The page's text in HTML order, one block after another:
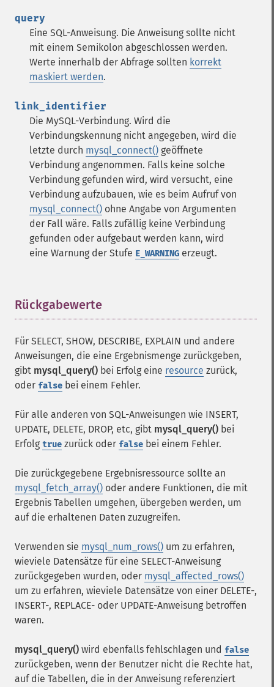
query
Eine SQL-Anweisung. Die Anweisung sollte nicht
mit einem Semikolon abgeschlossen werden.
Werte innerhalb der Abfrage sollten korrekt
maskiert werden.
link_identifier
Die MySQL-Verbindung. Wird die
Verbindungskennung nicht angegeben, wird die
letzte durch mysql_connect() geöffnete
Verbindung angenommen. Falls keine solche
Verbindung gefunden wird, wird versucht, eine
Verbindung aufzubauen, wie es beim Aufruf von
mysql_connect() ohne Angabe von Argumenten
der Fall wäre. Falls zufällig keine Verbindung
gefunden oder aufgebaut werden kann, wird
eine Warnung der Stufe E_WARNING erzeugt.
Rückgabewerte
Für SELECT, SHOW, DESCRIBE, EXPLAIN und andere
Anweisungen, die eine Ergebnismenge zurückgeben,
gibt mysql_query() bei Erfolg eine resource zurück,
oder false bei einem Fehler.
Für alle anderen von SQL-Anweisungen wie INSERT,
UPDATE, DELETE, DROP, etc, gibt mysql_query() bei
Erfolg true zurück oder false bei einem Fehler.
Die zurückgegebene Ergebnisressource sollte an
mysql_fetch_array() oder andere Funktionen, die mit
Ergebnis Tabellen umgehen, übergeben werden, um
auf die erhaltenen Daten zuzugreifen.
Verwenden sie mysql_num_rows() um zu erfahren,
wieviele Datensätze für eine SELECT-Anweisung
zurückgegeben wurden, oder mysql_affected_rows()
um zu erfahren, wieviele Datensätze von einer DELETE-,
INSERT-, REPLACE- oder UPDATE-Anweisung betroffen
waren.
mysql_query() wird ebenfalls fehlschlagen und false
zurückgeben, wenn der Benutzer nicht die Rechte hat,
auf die Tabellen, die in der Anweisung referenziert